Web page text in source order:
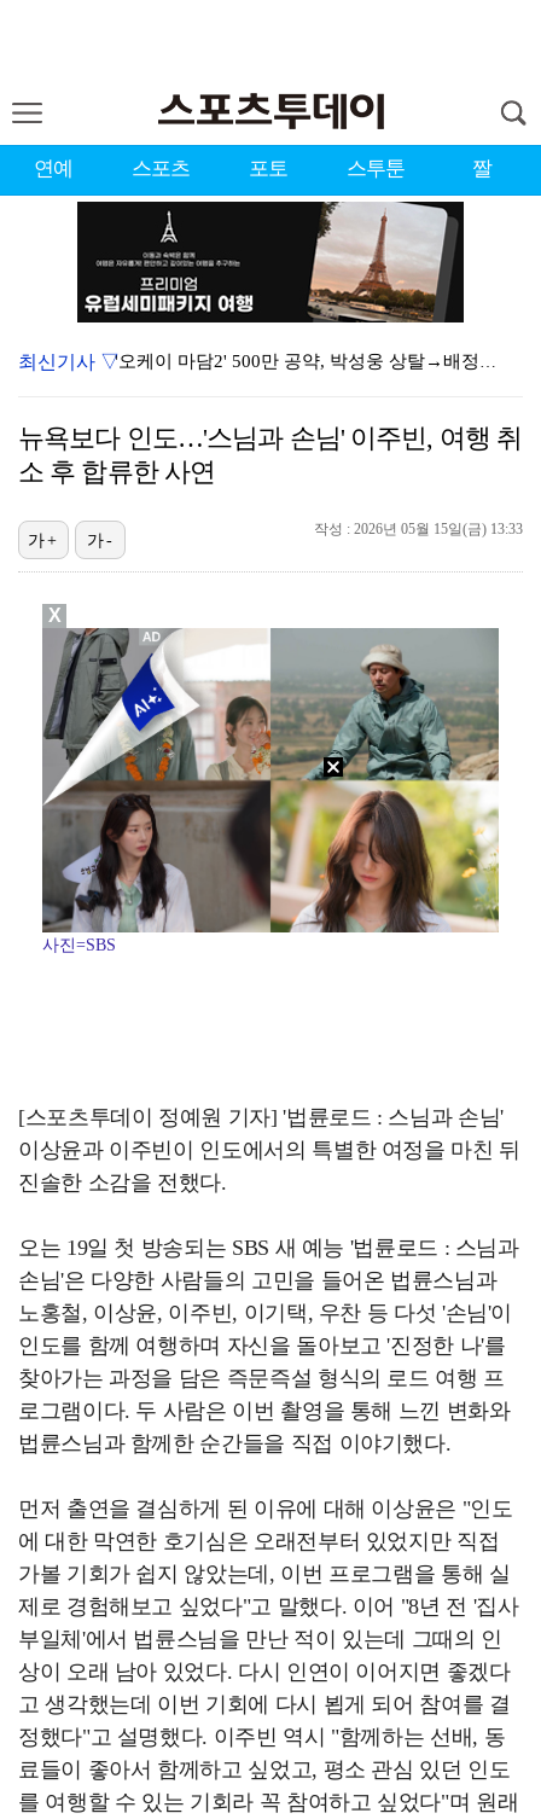
연예 스포츠 포토 스투툰 짤
'오케이 마담2' 500만 공약, 박성웅 상탈→배정남은…
김혜성, 마이너리그 트리플A서 4경기 연속 무안타 침묵…
[ST포토] 스트레이 키즈 현진, '말라도 너무 말랐어…
[ST포토] 필릭스, '애교 천재'
[ST포토] 스트레이 키즈 승민, '두손 모으고'
[ST포토] 스트레이 키즈 한, '수트 입고 멋있게'
[ST포토] 스트레이 키즈 아이엔, '수트 입고 멋있게…
최신기사 ▽
뉴욕보다 인도…'스님과 손님' 이주빈, 여행 취
소 후 합류한 사연
작성 : 2026년 05월 15일(금) 13:33
가+ 가-
사진=SBS
[스포츠투데이 정예원 기자] '법륜로드 : 스님과 손님'
이상윤과 이주빈이 인도에서의 특별한 여정을 마친 뒤
진솔한 소감을 전했다.
오는 19일 첫 방송되는 SBS 새 예능 '법륜로드 : 스님과
손님'은 다양한 사람들의 고민을 들어온 법륜스님과
노홍철, 이상윤, 이주빈, 이기택, 우찬 등 다섯 '손님'이
인도를 함께 여행하며 자신을 돌아보고 '진정한 나'를
찾아가는 과정을 담은 즉문즉설 형식의 로드 여행 프
로그램이다. 두 사람은 이번 촬영을 통해 느낀 변화와
법륜스님과 함께한 순간들을 직접 이야기했다.
먼저 출연을 결심하게 된 이유에 대해 이상윤은 "인도
에 대한 막연한 호기심은 오래전부터 있었지만 직접
가볼 기회가 쉽지 않았는데, 이번 프로그램을 통해 실
제로 경험해보고 싶었다"고 말했다. 이어 "8년 전 '집사
부일체'에서 법륜스님을 만난 적이 있는데 그때의 인
상이 오래 남아 있었다. 다시 인연이 이어지면 좋겠다
고 생각했는데 이번 기회에 다시 뵙게 되어 참여를 결
정했다"고 설명했다. 이주빈 역시 "함께하는 선배, 동
료들이 좋아서 함께하고 싶었고, 평소 관심 있던 인도
를 여행할 수 있는 기회라 꼭 참여하고 싶었다"며 원래
X